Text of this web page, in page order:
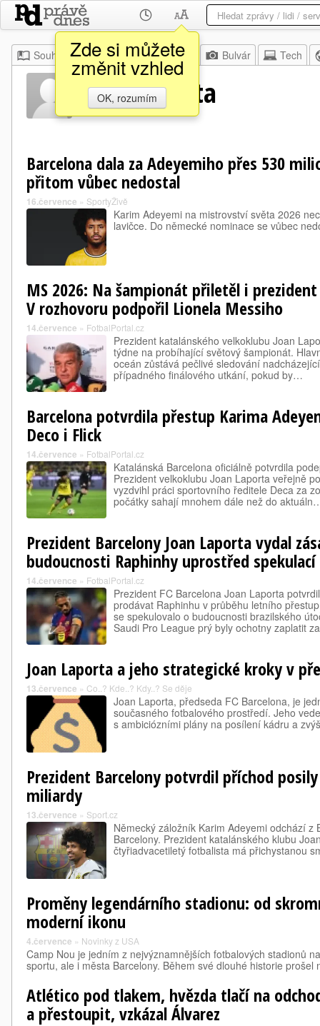
Zde si můžete
změnit vzhled
OK, rozumím
Souhrn Moje Z domova Bulvár Tech
Joan Laporta
Barcelona dala za Adeyemiho přes 530
přitom vůbec nedostal
16.července » SportyŽivě
Karim Adeyemi na mistrovství světa 2026
lavičce. Do německé nominace se vůbec
MS 2026: Na šampionát přiletěl i
V rozhovoru podpořil Lionela Messiho
14.července » FotbalPortal.cz
Prezident katalánského velkoklubu Joan
týdne na probíhající světový šampionát.
oceán zůstává pečlivé sledování
případného finálového utkání, pokud by…
Barcelona potvrdila přestup Karima
Deco i Flick
14.července » FotbalPortal.cz
Katalánská Barcelona oficiálně potvrdila
Prezident velkoklubu Joan Laporta veřejně
vyzdvihl práci sportovního ředitele Deca za
počátky sahají mnohem dále než do
Prezident Barcelony Joan Laporta vydal
budoucnosti Raphinhy uprostřed
14.července » FotbalPortal.cz
Prezident FC Barcelona Joan Laporta
prodávat Raphinhu v průběhu letního
se spekulovalo o budoucnosti brazilského
Saudi Pro League prý byly ochotny zaplatit
Joan Laporta a jeho strategické kroky v
13.července » Co..? Kde..? Kdy..? Se děje
Joan Laporta, předseda FC Barcelona, je
současného fotbalového prostředí. Jeho
s ambiciózními plány na posílení kádru a
Prezident Barcelony potvrdil příchod
miliardy
13.července » Sport.cz
Německý záložník Karim Adeyemi odchází z
Barcelony. Prezident katalánského klubu
čtyřiadvacetiletý fotbalista má přichystanou
Proměny legendárního stadionu: od
moderní ikonu
4.července » Novinky z USA
Camp Nou je jedním z nejvýznamnějších fotbalových stadionů
sportu, ale i města Barcelony. Během své dlouhé historie
Atlético pod tlakem, hvězda tlačí na
a přestoupit, vzkázal Álvarez